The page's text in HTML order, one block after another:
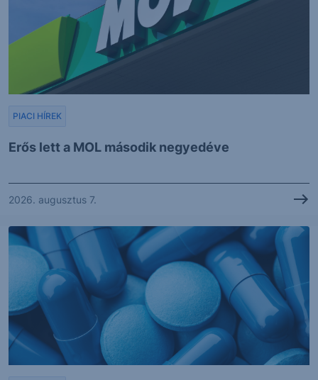
Erős lett a MOL második negyedéve
PIACI HÍREK
2026. augusztus 7.